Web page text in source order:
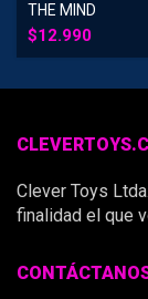
THE MIND
$12.990
Clever Toys
finalidad el que